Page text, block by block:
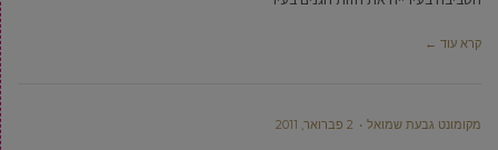
קרא עוד ←
מקומונט גבעת שמואל 2 פברואר, 2011